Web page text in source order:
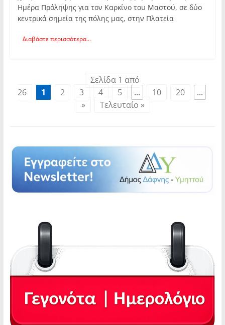
Ημέρα Πρόληψης για τον Καρκίνο του Μαστού, σε δύο
κεντρικά σημεία της πόλης μας, στην Πλατεία
Διαβάστε περισσότερα...
Σελίδα 1 από
26
1 2 3 4 5 ... 10 20
...
»
Τελευταίο »